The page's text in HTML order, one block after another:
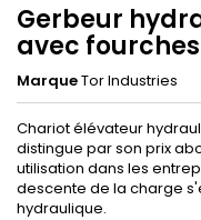
Gerbeur
avec
MarqueTor Industries
Chariot élévateur
distingue par son prix
utilisation dans les
descente de la charge
hydraulique.